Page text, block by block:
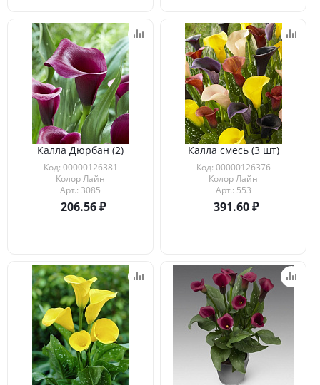
Калла Дюрбан (2)
Код: 00000126381
Колор Лайн
Арт.: 3085
206.56
Калла смесь (3 шт)
Код: 00000126376
Колор Лайн
Арт.: 553
391.60